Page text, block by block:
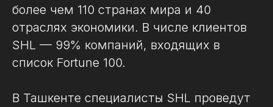
более чем 110 странах мира и 40
отраслях экономики. В числе клиентов
SHL — 99% компаний, входящих в
список Fortune 100.
В Ташкенте специалисты SHL проведут